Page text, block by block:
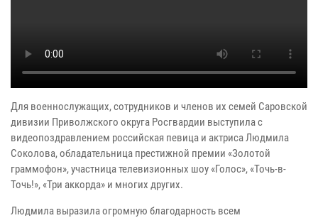
Для военнослужащих, сотрудников и членов их семей Саровской
дивизии Приволжского округа Росгвардии выступила с
видеопоздравлением российская певица и актриса Людмила
Соколова, обладательница престижной премии «Золотой
граммофон», участница телевизионных шоу «Голос», «Точь-в-
Точь!», «Три аккорда» и многих других.
Людмила выразила огромную благодарность всем